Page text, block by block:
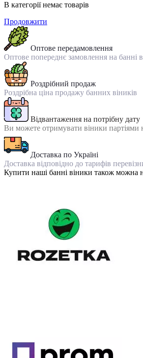
В категорії немає товарів
Продовжити
Оптове передамовлення
Оптове попереднє замовлення на банні
Роздрібний продаж
Роздрібна ціна продажу банних віників
Відвантаження на потрібну дату
Ви можете отримувати віники партіями
Доставка по Україні
Доставка відповідно до тарифів
Купити наші банні віники також можна